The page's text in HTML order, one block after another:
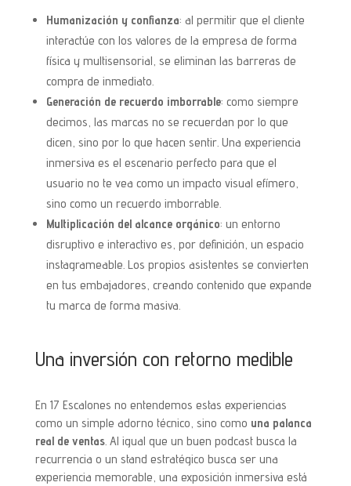
Humanización y confianza: al permitir que el cliente
interactúe con los valores de la empresa de forma
física y multisensorial, se eliminan las barreras de
compra de inmediato.
Generación de recuerdo imborrable: como siempre
decimos, las marcas no se recuerdan por lo que
dicen, sino por lo que hacen sentir. Una experiencia
inmersiva es el escenario perfecto para que el
usuario no te vea como un impacto visual efímero,
sino como un recuerdo imborrable.
Multiplicación del alcance orgánico: un entorno
disruptivo e interactivo es, por definición, un espacio
instagrameable. Los propios asistentes se convierten
en tus embajadores, creando contenido que expande
tu marca de forma masiva.
Una inversión con retorno medible
En 17 Escalones no entendemos estas experiencias
como un simple adorno técnico, sino como una palanca
real de ventas. Al igual que un buen podcast busca la
recurrencia o un stand estratégico busca ser una
experiencia memorable, una exposición inmersiva está